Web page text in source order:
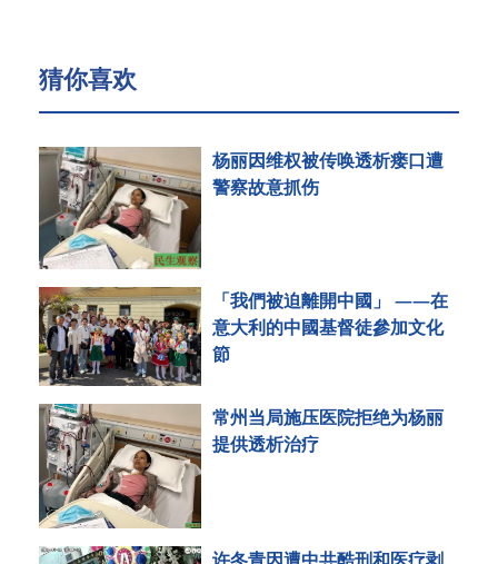
猜你喜欢
杨丽因维权被传唤透析瘘口遭
警察故意抓伤
「我們被迫離開中國」 ——在
意大利的中國基督徒參加文化
節
常州当局施压医院拒绝为杨丽
提供透析治疗